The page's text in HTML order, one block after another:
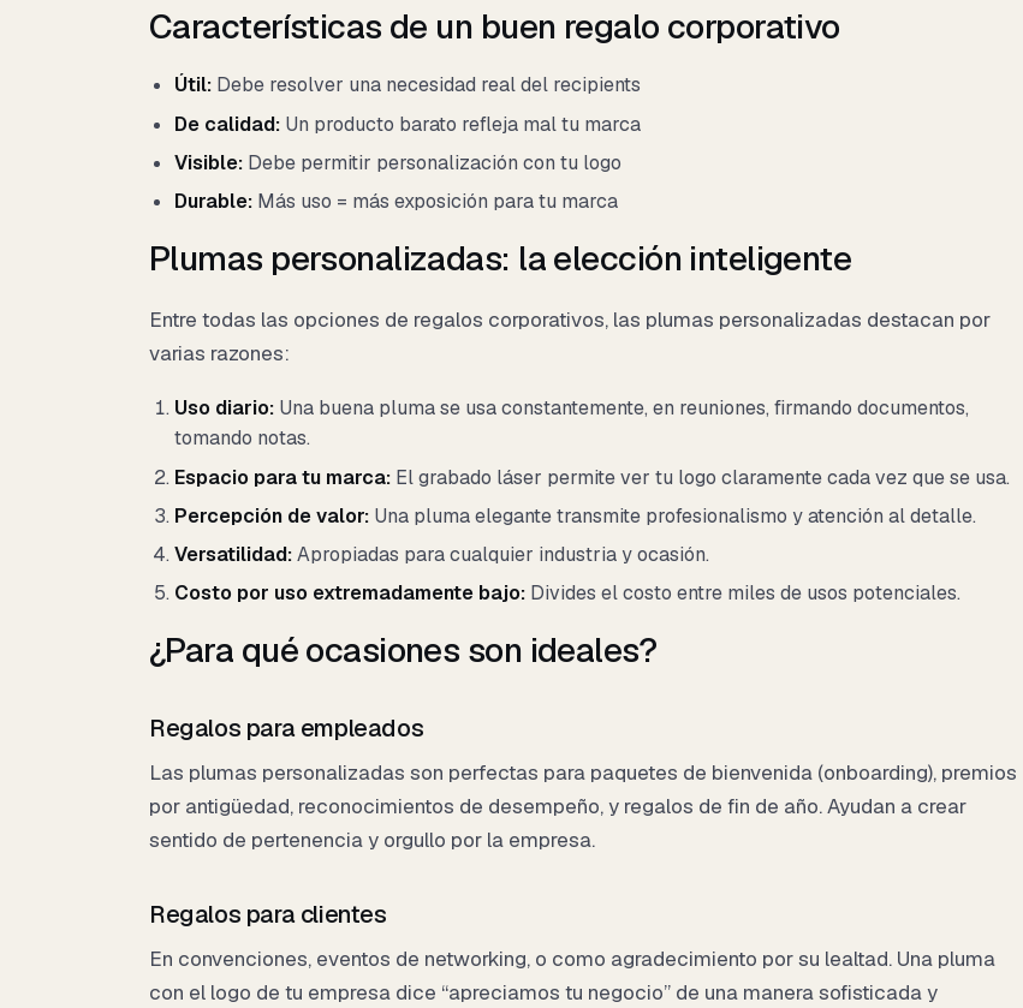
Características de un buen regalo corporativo
Útil:Debe resolver una necesidad real del recipients
De calidad:Un producto barato refleja mal tu marca
Visible:Debe permitir personalización con tu logo
Durable:Más uso = más exposición para tu marca
Plumas personalizadas: la elección inteligente
Entre todas las opciones de regalos corporativos, las plumas personalizadas destacan por
varias razones:
Uso diario:Una buena pluma se usa constantemente, en reuniones, firmando documentos,
tomando notas.
Espacio para tu marca:El grabado láser permite ver tu logo claramente cada vez que se usa.
Percepción de valor:Una pluma elegante transmite profesionalismo y atención al detalle.
Versatilidad:Apropiadas para cualquier industria y ocasión.
Costo por uso extremadamente bajo:Divides el costo entre miles de usos potenciales.
¿Para qué ocasiones son ideales?
Regalos para empleados
Las plumas personalizadas son perfectas para paquetes de bienvenida (onboarding), premios
por antigüedad, reconocimientos de desempeño, y regalos de fin de año. Ayudan a crear
sentido de pertenencia y orgullo por la empresa.
Regalos para clientes
En convenciones, eventos de networking, o como agradecimiento por su lealtad. Una pluma
con el logo de tu empresa dice “apreciamos tu negocio” de una manera sofisticada y